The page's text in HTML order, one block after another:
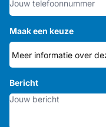
Maak een keuze
Bericht